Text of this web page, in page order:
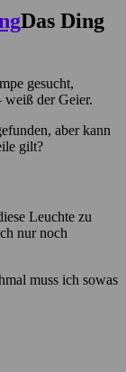
Das Ding
gesucht,
weiß der Geier.
aber kann
gilt?
Leuchte zu
nur noch
muss ich sowas